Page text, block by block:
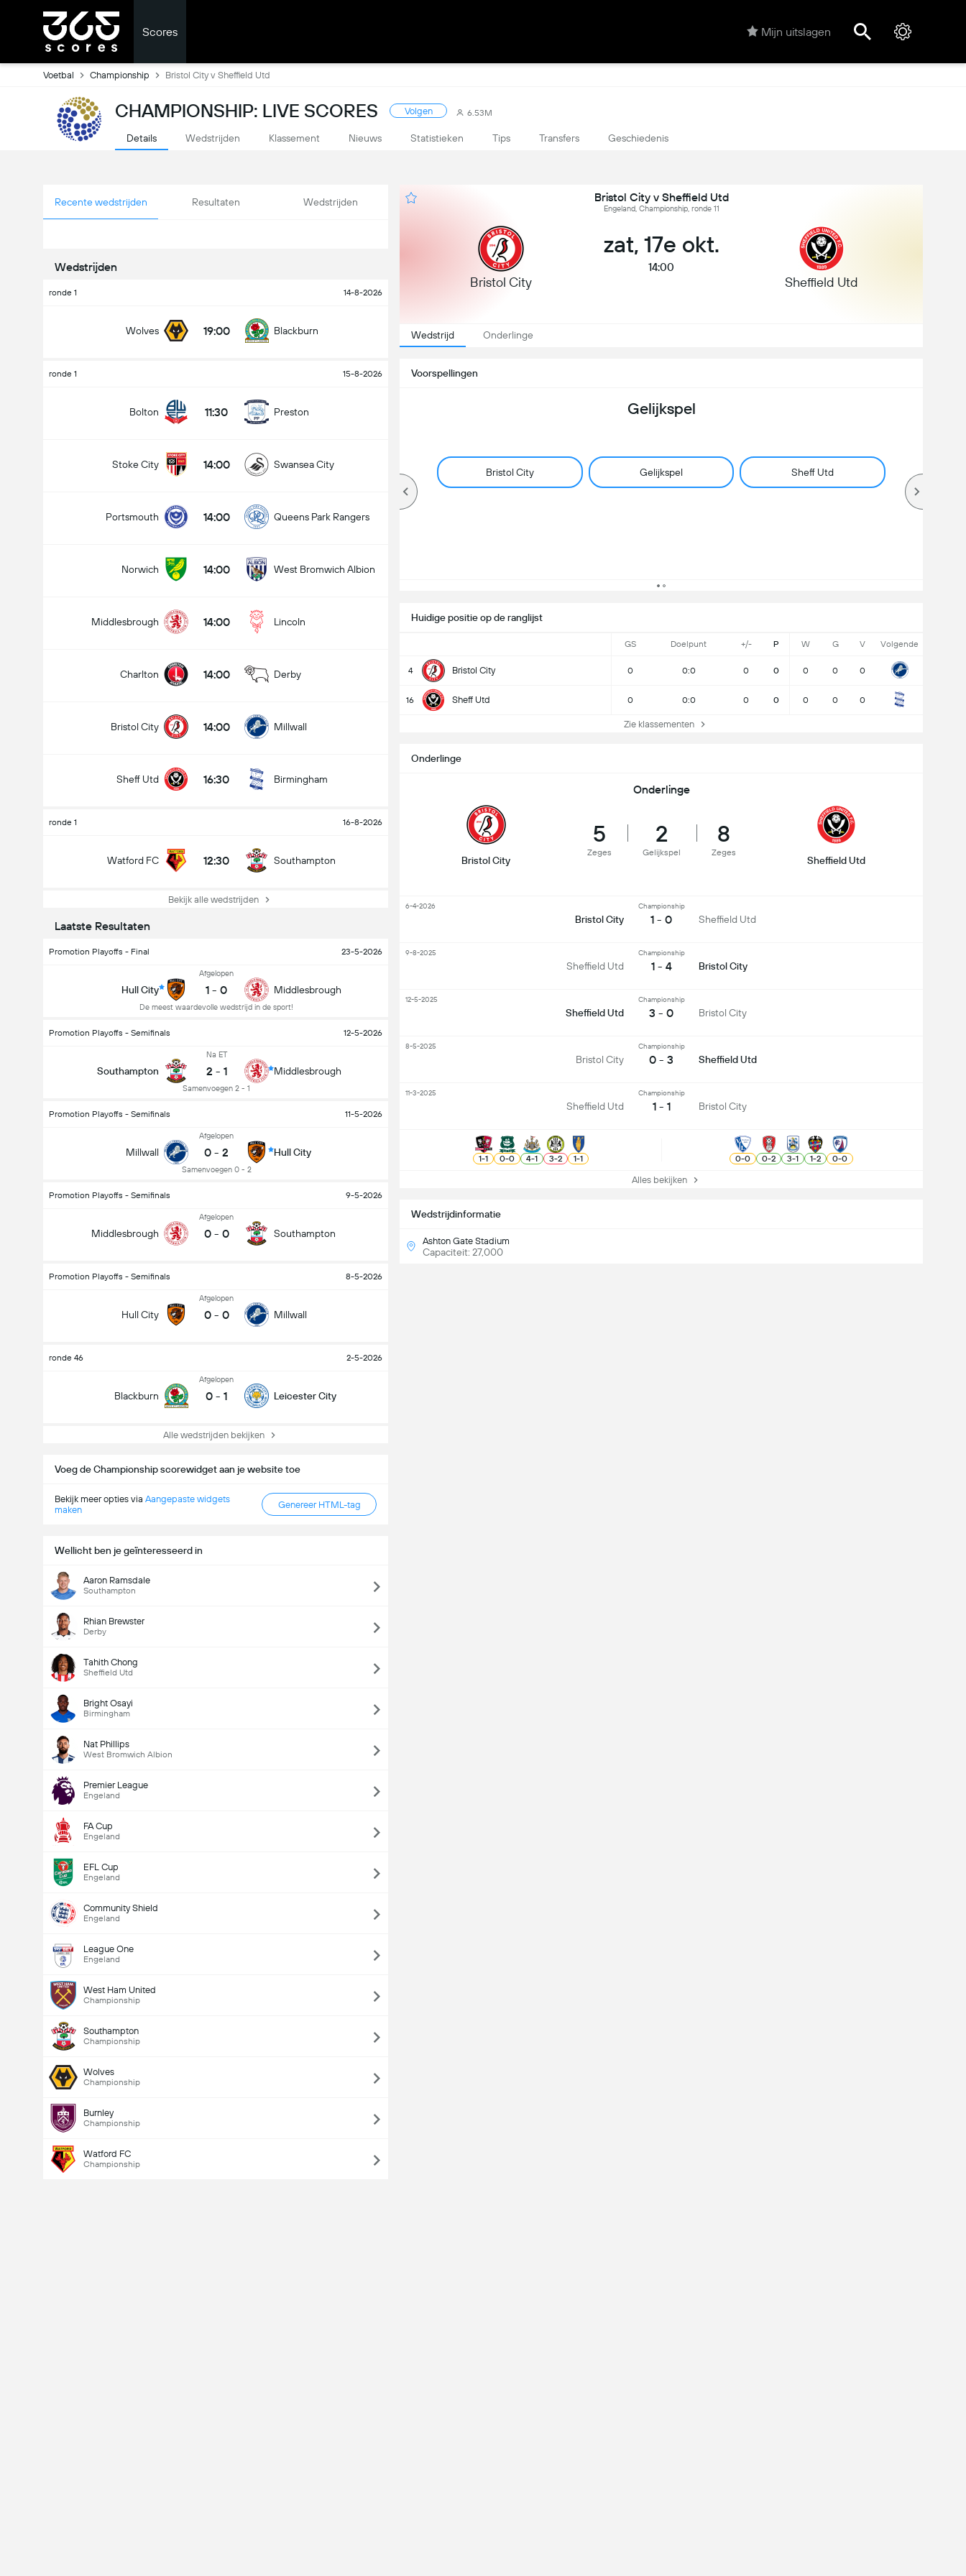
Scores Mijn uitslagen
Voetbal Championship Bristol City v Sheffield Utd
CHAMPIONSHIP: LIVE SCORES Volgen 6.53M
Details Wedstrijden Klassement Nieuws Statistieken Tips Transfers Geschiedenis
Recente wedstrijden Resultaten Wedstrijden
Wedstrijden
ronde 1 14-8-2026
Wolves 19:00 Blackburn
ronde 1 15-8-2026
Bolton 11:30 Preston
Stoke City 14:00 Swansea City
Portsmouth 14:00 Queens Park Rangers
Norwich 14:00 West Bromwich Albion
Middlesbrough 14:00 Lincoln
Charlton 14:00 Derby
Bristol City 14:00 Millwall
Sheff Utd 16:30 Birmingham
ronde 1 16-8-2026
Watford FC 12:30 Southampton
Bekijk alle wedstrijden
Laatste Resultaten
Promotion Playoffs - Final 23-5-2026
Hull City
Afgelopen
1 - 0
De meest waardevolle wedstrijd in de sport!
Middlesbrough
Promotion Playoffs - Semifinals 12-5-2026
Southampton
Na ET
2 - 1
Samenvoegen 2 - 1
Middlesbrough
Promotion Playoffs - Semifinals 11-5-2026
Millwall
Afgelopen
0 - 2
Samenvoegen 0 - 2
Hull City
Promotion Playoffs - Semifinals 9-5-2026
Middlesbrough
Afgelopen
0 - 0 Southampton
Promotion Playoffs - Semifinals 8-5-2026
Hull City
Afgelopen
0 - 0 Millwall
ronde 46 2-5-2026
Blackburn
Afgelopen
0 - 1 Leicester City
Alle wedstrijden bekijken
Voeg de Championship scorewidget aan je website toe
Bekijk meer opties via Aangepaste widgets
maken
Genereer HTML-tag
Wellicht ben je geïnteresseerd in
Aaron Ramsdale
Southampton
Rhian Brewster
Derby
Tahith Chong
Sheffield Utd
Bright Osayi
Birmingham
Nat Phillips
West Bromwich Albion
Premier League
Engeland
FA Cup
Engeland
EFL Cup
Engeland
Community Shield
Engeland
League One
Engeland
West Ham United
Championship
Southampton
Championship
Wolves
Championship
Burnley
Championship
Watford FC
Championship
Bristol City v Sheffield Utd
Engeland, Championship, ronde 11
Bristol City
zat, 17e okt.
14:00
Sheffield Utd
Wedstrijd Onderlinge
Voorspellingen
Gelijkspel
Bristol City Gelijkspel Sheff Utd
- Meer dan/minder dan (2.5)
Meer dan
Huidige positie op de ranglijst
GS Doelpunt +/- P W G V Volgende
4 Bristol City 0 0:0 0 0 0 0 0
16 Sheff Utd 0 0:0 0 0 0 0 0
Zie klassementen
Wedstrijdinformatie
Ashton Gate Stadium
Capaciteit: 27,000
Onderlinge
Onderlinge
Bristol City
5
Zeges
2
Gelijkspel
8
Zeges
Sheffield Utd
Bristol City
Championship
1 - 0 Sheffield Utd
6-4-2026
Sheffield Utd
Championship
1 - 4 Bristol City
9-8-2025
Sheffield Utd
Championship
3 - 0 Bristol City
12-5-2025
Bristol City
Championship
0 - 3 Sheffield Utd
8-5-2025
Sheffield Utd
Championship
1 - 1 Bristol City
11-3-2025
1-1 0-0 4-1 3-2 1-1 0-0 0-2 3-1 1-2 0-0
Alles bekijken